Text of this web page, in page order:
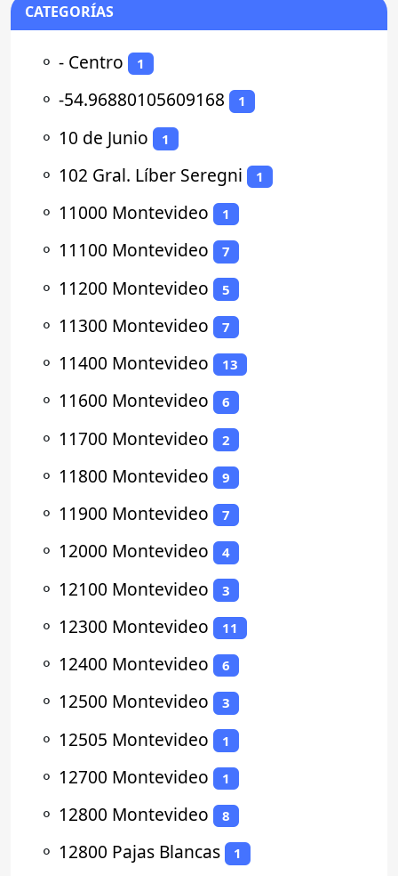
CATEGORÍAS
⚬ - Centro 1
⚬ -54.96880105609168 1
⚬ 10 de Junio 1
⚬ 102 Gral. Líber Seregni 1
⚬ 11000 Montevideo 1
⚬ 11100 Montevideo 7
⚬ 11200 Montevideo 5
⚬ 11300 Montevideo 7
⚬ 11400 Montevideo 13
⚬ 11600 Montevideo 6
⚬ 11700 Montevideo 2
⚬ 11800 Montevideo 9
⚬ 11900 Montevideo 7
⚬ 12000 Montevideo 4
⚬ 12100 Montevideo 3
⚬ 12300 Montevideo 11
⚬ 12400 Montevideo 6
⚬ 12500 Montevideo 3
⚬ 12505 Montevideo 1
⚬ 12700 Montevideo 1
⚬ 12800 Montevideo 8
⚬ 12800 Pajas Blancas 1